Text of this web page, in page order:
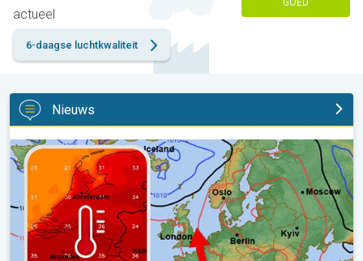
actueel
6-daagse luchtkwaliteit
Nieuws
Later opnieuw tot 35 graden. Eerst grote verschillen. . .